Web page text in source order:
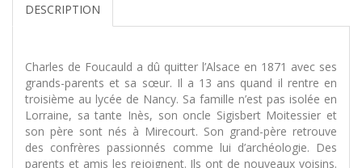
DESCRIPTION
Charles de Foucauld a dû quitter l’Alsace en 1871 avec ses
grands-parents et sa sœur. Il a 13 ans quand il rentre en
troisième au lycée de Nancy. Sa famille n’est pas isolée en
Lorraine, sa tante Inès, son oncle Sigisbert Moitessier et
son père sont nés à Mirecourt. Son grand-père retrouve
des confrères passionnés comme lui d’archéologie. Des
parents et amis les rejoignent. Ils ont de nouveaux voisins.